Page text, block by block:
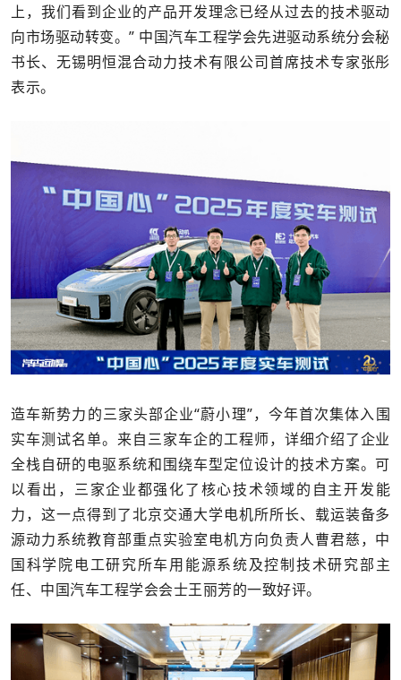
上，我们看到企业的产品开发理念已经从过去的技术驱动
向市场驱动转变。” 中国汽车工程学会先进驱动系统分会秘
书长、无锡明恒混合动力技术有限公司首席技术专家张彤
表示。
造车新势力的三家头部企业“蔚小理”，今年首次集体入围
实车测试名单。来自三家车企的工程师，详细介绍了企业
全栈自研的电驱系统和围绕车型定位设计的技术方案。可
以看出，三家企业都强化了核心技术领域的自主开发能
力，这一点得到了北京交通大学电机所所长、载运装备多
源动力系统教育部重点实验室电机方向负责人曹君慈，中
国科学院电⼯研究所⻋⽤能源系统及控制技术研究部主
任、中国汽⻋⼯程学会会⼠王丽芳的一致好评。